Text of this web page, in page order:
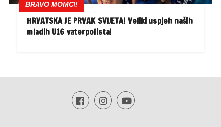
BRAVO MOMCI!
HRVATSKA JE PRVAK SVIJETA! Veliki uspjeh naših
mladih U16 vaterpolista!